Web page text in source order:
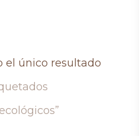
el único resultado